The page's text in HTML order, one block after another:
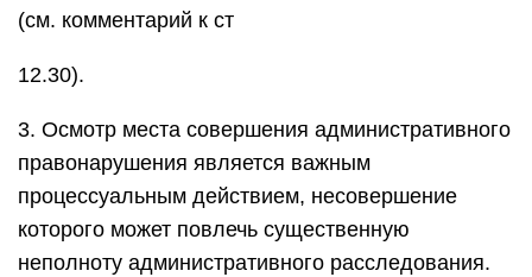
(см. комментарий к ст
12.30).
3. Осмотр места совершения административного
правонарушения является важным
процессуальным действием, несовершение
которого может повлечь существенную
неполноту административного расследования.